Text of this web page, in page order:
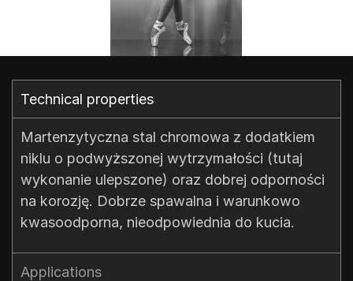
Technical properties​
Martenzytyczna stal chromowa z dodatkiem
niklu o podwyższonej wytrzymałości (tutaj
wykonanie ulepszone) oraz dobrej odporności
na korozję. Dobrze spawalna i warunkowo
kwasoodporna, nieodpowiednia do kucia.
Applications